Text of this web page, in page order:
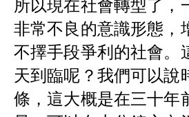
非常不良的意識形態，
不擇手段爭利的社會。
天到臨呢？我們可以
條，這大概是在三十年